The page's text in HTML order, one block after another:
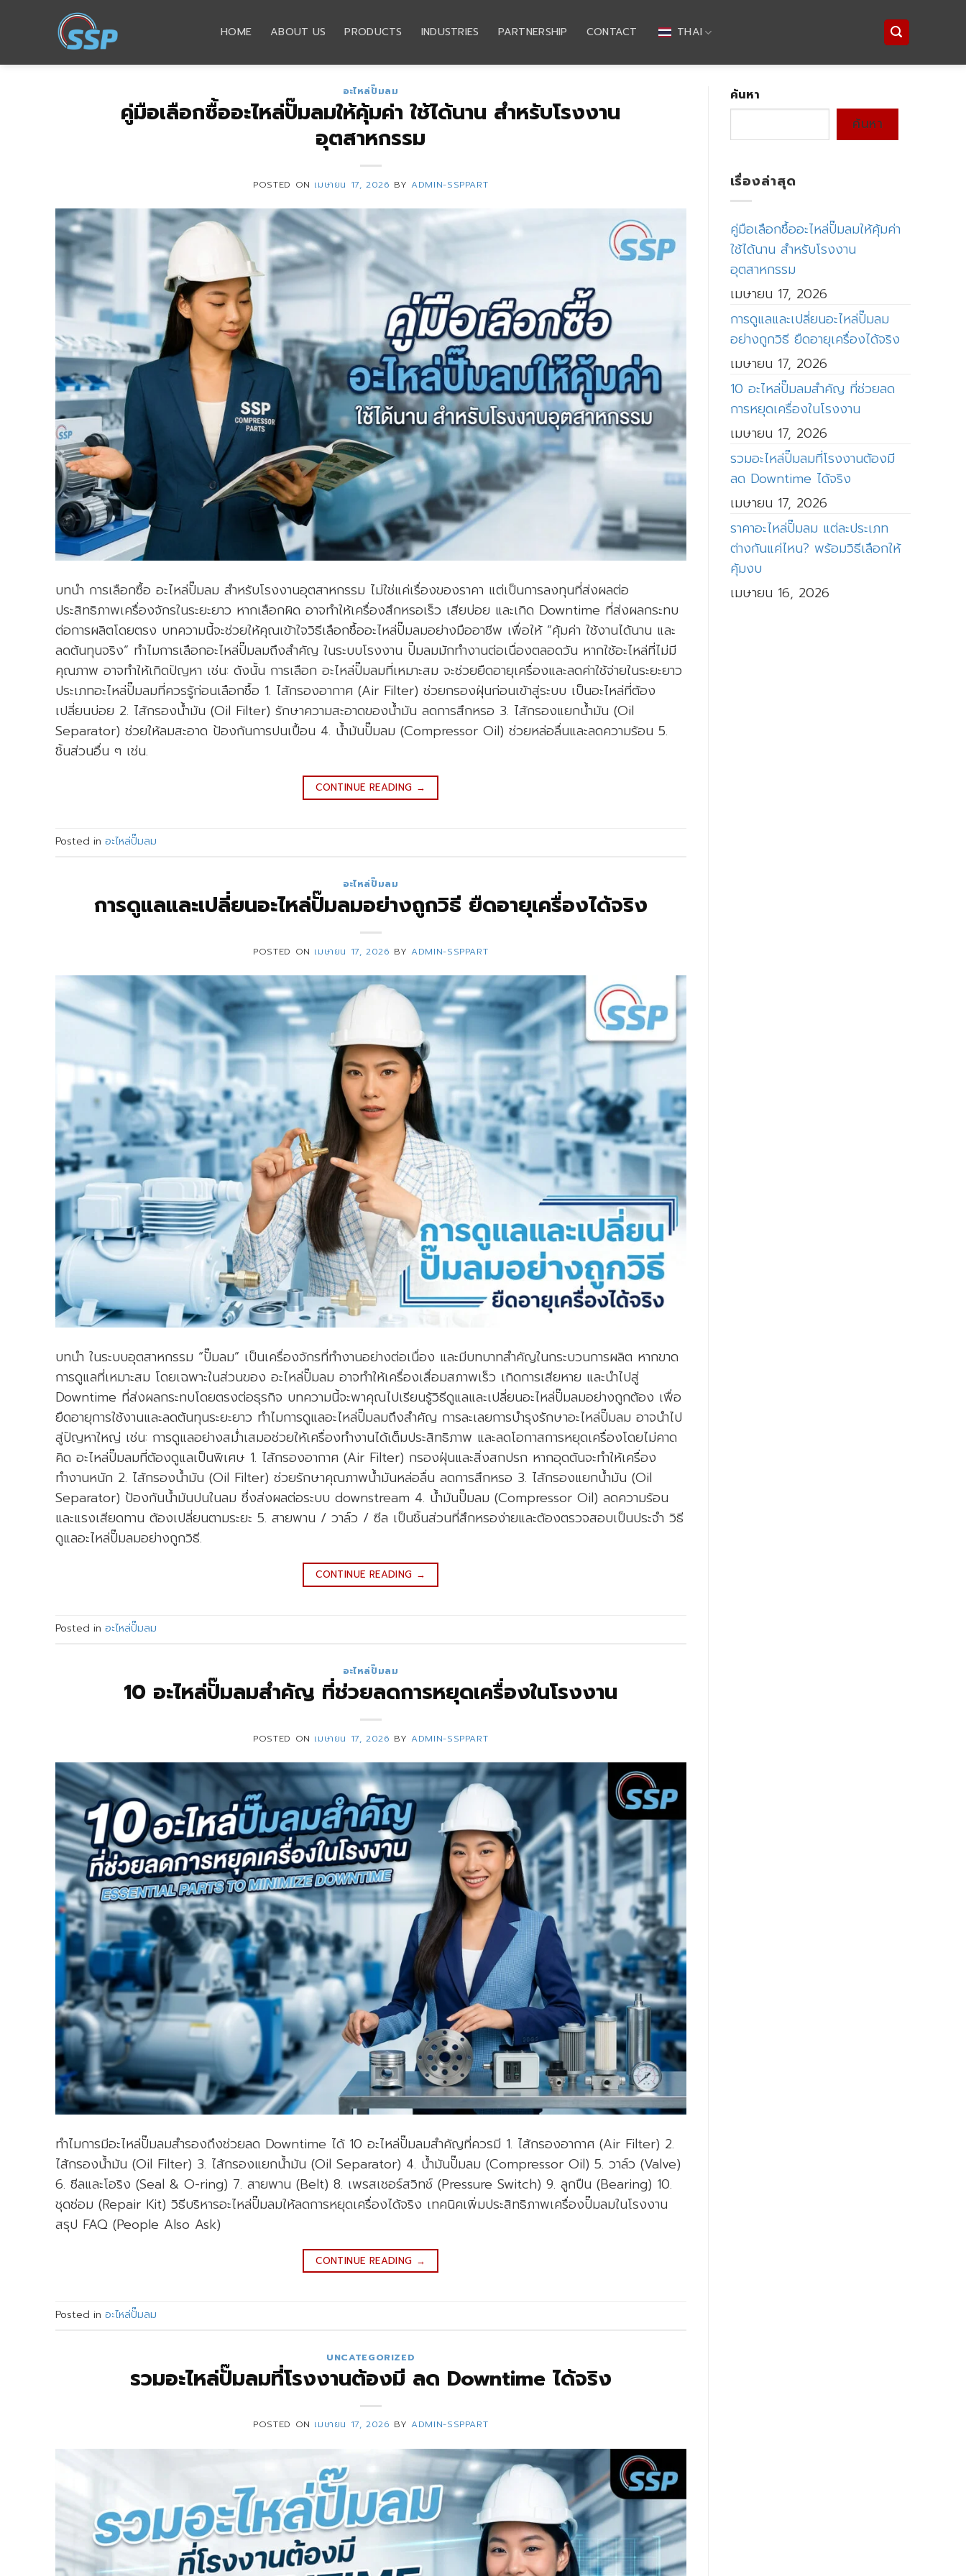
HOME ABOUT US PRODUCTS INDUSTRIES PARTNERSHIP CONTACT THAI
อะไหล่ปั๊มลม
คู่มือเลือกซื้ออะไหล่ปั๊มลมให้คุ้มค่า ใช้ได้นาน สำหรับโรงงาน
อุตสาหกรรม
POSTED ON เมษายน 17, 2026 BYADMIN-SSPPART
บทนำ การเลือกซื้อ อะไหล่ปั๊มลม สำหรับโรงงานอุตสาหกรรม ไม่ใช่แค่เรื่องของราคา แต่เป็นการลงทุนที่ส่งผลต่อ
ประสิทธิภาพเครื่องจักรในระยะยาว หากเลือกผิด อาจทำให้เครื่องสึกหรอเร็ว เสียบ่อย และเกิด Downtime ที่ส่งผลกระทบ
ต่อการผลิตโดยตรง บทความนี้จะช่วยให้คุณเข้าใจวิธีเลือกซื้ออะไหล่ปั๊มลมอย่างมืออาชีพ เพื่อให้ “คุ้มค่า ใช้งานได้นาน และ
ลดต้นทุนจริง” ทำไมการเลือกอะไหล่ปั๊มลมถึงสำคัญ ในระบบโรงงาน ปั๊มลมมักทำงานต่อเนื่องตลอดวัน หากใช้อะไหล่ที่ไม่มี
คุณภาพ อาจทำให้เกิดปัญหา เช่น: ดังนั้น การเลือก อะไหล่ปั๊มลมที่เหมาะสม จะช่วยยืดอายุเครื่องและลดค่าใช้จ่ายในระยะยาว
ประเภทอะไหล่ปั๊มลมที่ควรรู้ก่อนเลือกซื้อ 1. ไส้กรองอากาศ (Air Filter) ช่วยกรองฝุ่นก่อนเข้าสู่ระบบ เป็นอะไหล่ที่ต้อง
เปลี่ยนบ่อย 2. ไส้กรองน้ำมัน (Oil Filter) รักษาความสะอาดของน้ำมัน ลดการสึกหรอ 3. ไส้กรองแยกน้ำมัน (Oil
Separator) ช่วยให้ลมสะอาด ป้องกันการปนเปื้อน 4. น้ำมันปั๊มลม (Compressor Oil) ช่วยหล่อลื่นและลดความร้อน 5.
ชิ้นส่วนอื่น ๆ เช่น.
CONTINUE READING →
Posted in อะไหล่ปั๊มลม
อะไหล่ปั๊มลม
การดูแลและเปลี่ยนอะไหล่ปั๊มลมอย่างถูกวิธี ยืดอายุเครื่องได้จริง
POSTED ON เมษายน 17, 2026 BYADMIN-SSPPART
บทนำ ในระบบอุตสาหกรรม “ปั๊มลม” เป็นเครื่องจักรที่ทำงานอย่างต่อเนื่อง และมีบทบาทสำคัญในกระบวนการผลิต หากขาด
การดูแลที่เหมาะสม โดยเฉพาะในส่วนของ อะไหล่ปั๊มลม อาจทำให้เครื่องเสื่อมสภาพเร็ว เกิดการเสียหาย และนำไปสู่
Downtime ที่ส่งผลกระทบโดยตรงต่อธุรกิจ บทความนี้จะพาคุณไปเรียนรู้วิธีดูแลและเปลี่ยนอะไหล่ปั๊มลมอย่างถูกต้อง เพื่อ
ยืดอายุการใช้งานและลดต้นทุนระยะยาว ทำไมการดูแลอะไหล่ปั๊มลมถึงสำคัญ การละเลยการบำรุงรักษาอะไหล่ปั๊มลม อาจนำไป
สู่ปัญหาใหญ่ เช่น: การดูแลอย่างสม่ำเสมอช่วยให้เครื่องทำงานได้เต็มประสิทธิภาพ และลดโอกาสการหยุดเครื่องโดยไม่คาด
คิด อะไหล่ปั๊มลมที่ต้องดูแลเป็นพิเศษ 1. ไส้กรองอากาศ (Air Filter) กรองฝุ่นและสิ่งสกปรก หากอุดตันจะทำให้เครื่อง
ทำงานหนัก 2. ไส้กรองน้ำมัน (Oil Filter) ช่วยรักษาคุณภาพน้ำมันหล่อลื่น ลดการสึกหรอ 3. ไส้กรองแยกน้ำมัน (Oil
Separator) ป้องกันน้ำมันปนในลม ซึ่งส่งผลต่อระบบ downstream 4. น้ำมันปั๊มลม (Compressor Oil) ลดความร้อน
และแรงเสียดทาน ต้องเปลี่ยนตามระยะ 5. สายพาน / วาล์ว / ซีล เป็นชิ้นส่วนที่สึกหรอง่ายและต้องตรวจสอบเป็นประจำ วิธี
ดูแลอะไหล่ปั๊มลมอย่างถูกวิธี.
CONTINUE READING →
Posted in อะไหล่ปั๊มลม
อะไหล่ปั๊มลม
10 อะไหล่ปั๊มลมสำคัญ ที่ช่วยลดการหยุดเครื่องในโรงงาน
POSTED ON เมษายน 17, 2026 BYADMIN-SSPPART
ทำไมการมีอะไหล่ปั๊มลมสำรองถึงช่วยลด Downtime ได้ 10 อะไหล่ปั๊มลมสำคัญที่ควรมี 1. ไส้กรองอากาศ (Air Filter) 2.
ไส้กรองน้ำมัน (Oil Filter) 3. ไส้กรองแยกน้ำมัน (Oil Separator) 4. น้ำมันปั๊มลม (Compressor Oil) 5. วาล์ว (Valve)
6. ซีลและโอริง (Seal & O-ring) 7. สายพาน (Belt) 8. เพรสเชอร์สวิทช์ (Pressure Switch) 9. ลูกปืน (Bearing) 10.
ชุดซ่อม (Repair Kit) วิธีบริหารอะไหล่ปั๊มลมให้ลดการหยุดเครื่องได้จริง เทคนิคเพิ่มประสิทธิภาพเครื่องปั๊มลมในโรงงาน
สรุป FAQ (People Also Ask)
CONTINUE READING →
Posted in อะไหล่ปั๊มลม
UNCATEGORIZED
รวมอะไหล่ปั๊มลมที่โรงงานต้องมี ลด Downtime ได้จริง
POSTED ON เมษายน 17, 2026 BYADMIN-SSPPART
ค้นหา
ค้นหา
เรื่องล่าสุด
คู่มือเลือกซื้ออะไหล่ปั๊มลมให้คุ้มค่า
ใช้ได้นาน สำหรับโรงงาน
อุตสาหกรรม
เมษายน 17, 2026
การดูแลและเปลี่ยนอะไหล่ปั๊มลม
อย่างถูกวิธี ยืดอายุเครื่องได้จริง
เมษายน 17, 2026
10 อะไหล่ปั๊มลมสำคัญ ที่ช่วยลด
การหยุดเครื่องในโรงงาน
เมษายน 17, 2026
รวมอะไหล่ปั๊มลมที่โรงงานต้องมี
ลด Downtime ได้จริง
เมษายน 17, 2026
ราคาอะไหล่ปั๊มลม แต่ละประเภท
ต่างกันแค่ไหน? พร้อมวิธีเลือกให้
คุ้มงบ
เมษายน 16, 2026